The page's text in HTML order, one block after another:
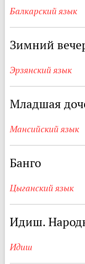
Балкарский язык
Зимний
Эрзянский язык
Младшая
Мансийский язык
Банго
Цыганский язык
Идиш.
Идиш